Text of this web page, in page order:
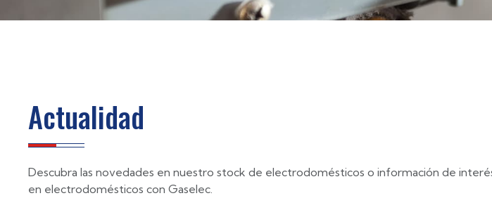
Actualidad
Descubra las novedades en nuestro stock de electrodomésticos o información de
en electrodomésticos con Gaselec.